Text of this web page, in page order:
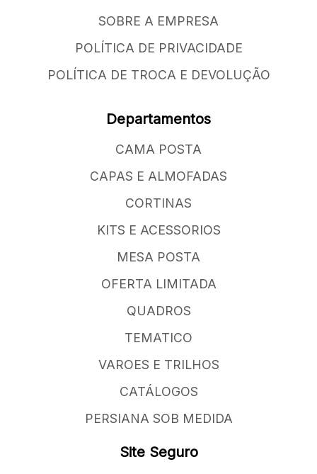
SOBRE A EMPRESA
POLÍTICA DE PRIVACIDADE
POLÍTICA DE TROCA E DEVOLUÇÃO
Departamentos
CAMA POSTA
CAPAS E ALMOFADAS
CORTINAS
KITS E ACESSORIOS
MESA POSTA
OFERTA LIMITADA
QUADROS
TEMATICO
VAROES E TRILHOS
CATÁLOGOS
PERSIANA SOB MEDIDA
Site Seguro